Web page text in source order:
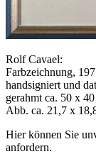
Rolf Cavael:
Farbzeichnung,
handsigniert und
gerahmt ca. 50 x
Abb. ca. 21,7 x
Hier können Sie
anfordern.